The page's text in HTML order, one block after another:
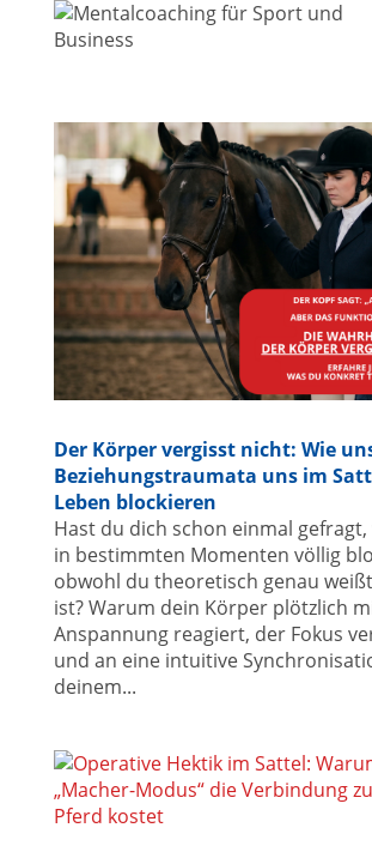
Der Körper vergisst nicht: Wie
Beziehungstraumata uns im
Leben blockieren
Hast du dich schon einmal
in bestimmten Momenten völlig
obwohl du theoretisch genau
ist? Warum dein Körper plötzlich
Anspannung reagiert, der Fokus
und an eine intuitive
deinem...